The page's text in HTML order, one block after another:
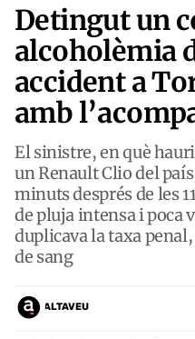
Detingut un
alcoholèmia
accident a
amb
El sinistre, en què
un Renault Clio del
minuts després de les
de pluja intensa i poca
duplicava la taxa
de sang
ALTAVEU